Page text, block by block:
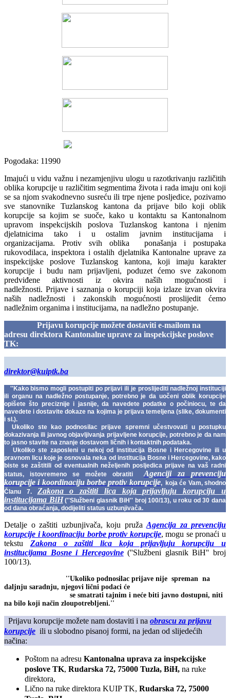
Pogodaka: 11990
Imajući u vidu važnu i nezamjenjivu ulogu u razotkrivanju različitih
oblika korupcije u različitim segmentima života i rada imaju oni koji
se sa njom svakodnevno susreću ili trpe njene posljedice, pozivamo
sve stanovnike Tuzlanskog kantona da prijave bilo koji oblik
korupcije sa kojim se suoče, kako u kontaktu sa Kantonalnom
upravom inspekcijskih poslova Tuzlanskog kantona i njenim
djelatnicima tako i u ostalim javnim institucijama i
organizacijama.
Protiv svih oblika ponašanja i postupaka
rukovodilaca, inspektora i ostalih djelatnika Kantonalne uprave za
inspekcijske poslove Tuzlanskog kantona, koji imaju karakter
korupcije i budu nam prijavljeni, poduzet ćemo sve zakonom
predviđene aktivnosti iz okvira naših mogućnosti i
nadležnosti. Prijave i saznanja o korupciji koja izlaze izvan okvira
naših nadležnosti i zakonskih mogućnosti proslijedit ćemo
nadležnim organima i institucijama, na nadležno postupanje.
Prijavu korupcije možete dostaviti e-mailom na
adresu direktora Kantonalne uprave za inspekcijske poslove
TK:
direktor@kuiptk.ba
''Kako bismo mogli postupiti po prijavi ili je proslijediti nadležnoj instituciji
ili organu na nadležno postupanje, potrebno je da uočeni oblik korupcije
opišete što preciznije i jasnije, da navedete podatke o počiniocu, te da
navedete i dostavite dokaze na kojima je prijava temeljena (slike, dokumenti
i sl.).
Ukoliko ste kao podnosilac prijave spremni učestvovati u postupku
dokazivanja ili javnog objavljivanja prijavljene korupcije, potrebno je da nam
to jasno stavite na znanje dostavom ličnih i kontaktnih podataka.
Ukoliko ste zaposleni u nekoj od institucija Bosne i Hercegovine ili u
pravnom licu koje je osnovala neka od institucija Bosne i Hercegovine, kako
biste se zaštitili od eventualnih neželjenih posljedica prijave na vaš radni
status, istovremeno se možete obratitiAgenciji za prevenciju
korupcije i koordinaciju borbe protiv korupcije, koja će Vam, shodno
Članu 7. Zakona o zaštiti lica koja prijavljuju korupciju u
institucijama BiH (''Službeni glasnik BiH'' broj 100/13), u roku od 30 dana
od dana obraćanja, dodijeliti status uzbunjivača.
Detalje o zaštiti uzbunjivača, koju pruža Agencija za prevenciju
korupcije i koordinaciju borbe protiv korupcije, mogu se pronaći u
tekstu Zakona o zaštiti lica koja prijavljuju korupciju u
institucijama Bosne i Hercegovine(''Službeni glasnik BiH'' broj
100/13).
''Ukoliko podnosilac prijave nije spreman na
daljnju saradnju, njegovi lični podaci će
se smatrati tajnim i neće biti javno dostupni, niti
na bilo koji način zloupotrebljeni.''
Prijavu korupcije možete nam dostaviti i na obrascu za prijavu
korupcije ili u slobodno pisanoj formi, na jedan od slijedećih
načina:
Poštom na adresu Kantonalna uprava za inspekcijske
poslove TK, Rudarska 72, 75000 Tuzla, BiH, na ruke
direktora,
Lično na ruke direktora KUIP TK, Rudarska 72, 75000